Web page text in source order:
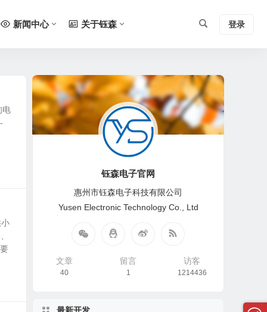
新闻中心 关于钰森 登录
电
钰森电子官网
惠州市钰森电子科技有限公司
Yusen Electronic Technology Co., Ltd
文章
40
留言
1
访客
1214436